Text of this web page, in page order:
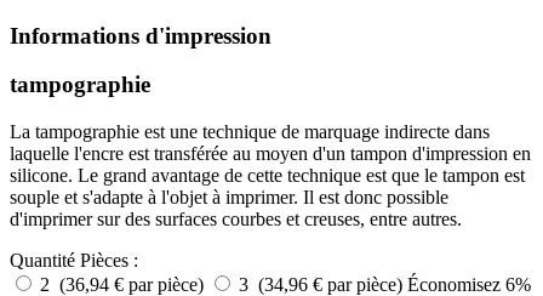
Informations d'impression
tampographie
La tampographie est une technique de marquage indirecte dans
laquelle l'encre est transférée au moyen d'un tampon d'impression en
silicone. Le grand avantage de cette technique est que le tampon est
souple et s'adapte à l'objet à imprimer. Il est donc possible
d'imprimer sur des surfaces courbes et creuses, entre autres.
Quantité Pièces :
2 (36,94 € par pièce)
3 (34,96 € par pièce) Économisez 6%